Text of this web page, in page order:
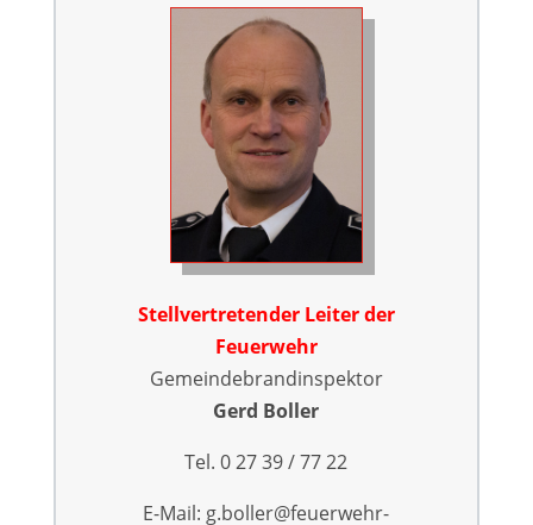
Stellvertretender Leiter der
Feuerwehr
Gemeindebrandinspektor
Gerd Boller
Tel. 0 27 39 / 77 22
E-Mail: g.boller@feuerwehr-